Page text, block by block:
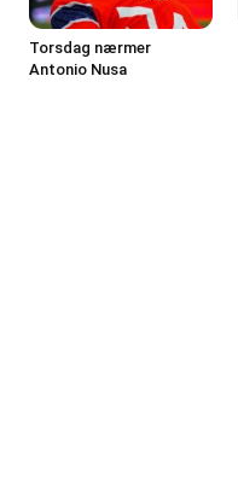
Torsdag nærmer
Antonio Nusa